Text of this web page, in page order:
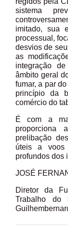
sistema
imitado, sua
processual,
desvios de
as
integração
âmbito geral
fumar, a par
princípio da
comércio do
É com a
proporciona
prelibação
úteis a
profundos dos
JOSÉ
Diretor da
Trabalho do